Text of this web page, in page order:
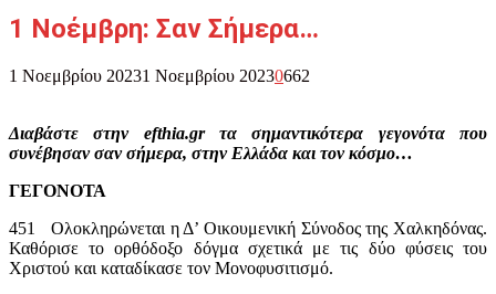
1 Νοέμβρη: Σαν Σήμερα…
1 Νοεμβρίου 20231 Νοεμβρίου 20230662
Διαβάστε στην efthia.gr τα σημαντικότερα γεγονότα που
συνέβησαν σαν σήμερα, στην Ελλάδα και τον κόσμο…
ΓΕΓΟΝΟΤΑ
451 Ολοκληρώνεται η Δ’ Οικουμενική Σύνοδος της Χαλκηδόνας.
Καθόρισε το ορθόδοξο δόγμα σχετικά με τις δύο φύσεις του
Χριστού και καταδίκασε τον Μονοφυσιτισμό.